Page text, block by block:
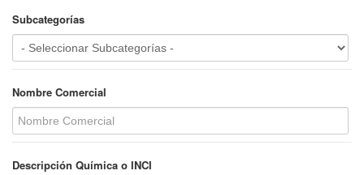
Subcategorías
Nombre Comercial
Descripción Química o INCI